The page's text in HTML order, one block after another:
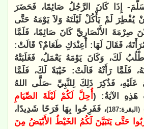
إِذَا كَانَ الرَّجُلُ صَائِمًا، فَحَضَرَ
يُفْطِرَ لَمْ يَأْكُلْ لَيْلَتَهُ وَلاَ يَوْمَهُ حَتَّى
الأَنْصَارِيَّ كَانَ صَائِمًا، فَلَمَّا
فَقَالَ لَهَا: أَعِنْدَكِ طَعَامٌ؟ قَالَتْ:
لَكَ، وَكَانَ يَوْمَهُ يَعْمَلُ، فَغَلَبَتْهُ
فَلَمَّا رَأَتْهُ قَالَتْ: خَيْبَةً لَكَ، فَلَمَّا
عَلَيْهِ، فَذُكِرَ ذَلِكَ لِلنَّبِيِّ -صَلَّى اللهُ
الآيَةُ: ( أُحِلَّ لَكُمْ لَيْلَةَ الصِّيَامِ
(البقرة:187)
، فَفَرِحُوا بِهَا فَرَحًا شَدِيدًا،
حَتَّى يَتَبَيَّنَ لَكُمُ الخَيْطُ الأَبْيَضُ مِنَ